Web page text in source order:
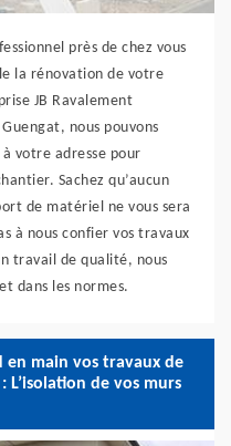
près de chez vous
la rénovation de votre
JB Ravalement
nous pouvons
votre adresse pour
Sachez qu’aucun
de matériel ne vous sera
à nous confier vos travaux
travail de qualité, nous
dans les normes.
en main vos travaux de
de vos murs